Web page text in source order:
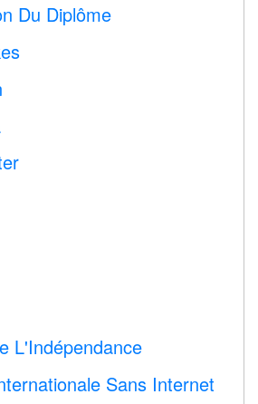
Du Diplôme
L'Indépendance
Sans Internet